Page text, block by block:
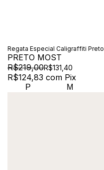
Regata Especial Caligraffiti Preto
PRETO MOST
R$219,00R$131,40
R$124,83 com Pix
P M